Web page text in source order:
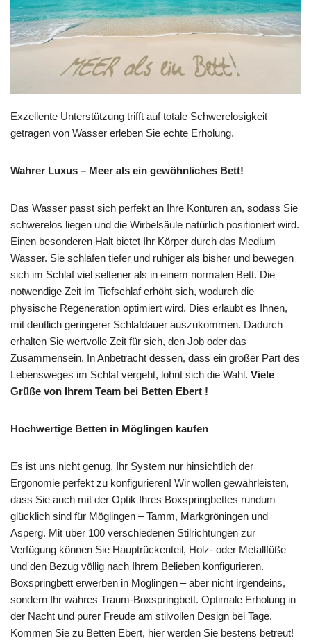
Exzellente Unterstützung trifft auf totale Schwerelosigkeit –
getragen von Wasser erleben Sie echte Erholung.
Wahrer Luxus – Meer als ein gewöhnliches Bett!
Das Wasser passt sich perfekt an Ihre Konturen an, sodass Sie
schwerelos liegen und die Wirbelsäule natürlich positioniert wird.
Einen besonderen Halt bietet Ihr Körper durch das Medium
Wasser. Sie schlafen tiefer und ruhiger als bisher und bewegen
sich im Schlaf viel seltener als in einem normalen Bett. Die
notwendige Zeit im Tiefschlaf erhöht sich, wodurch die
physische Regeneration optimiert wird. Dies erlaubt es Ihnen,
mit deutlich geringerer Schlafdauer auszukommen. Dadurch
erhalten Sie wertvolle Zeit für sich, den Job oder das
Zusammensein. In Anbetracht dessen, dass ein großer Part des
Lebensweges im Schlaf vergeht, lohnt sich die Wahl. Viele
Grüße von Ihrem Team bei Betten Ebert !
Hochwertige Betten in Möglingen kaufen
Es ist uns nicht genug, Ihr System nur hinsichtlich der
Ergonomie perfekt zu konfigurieren! Wir wollen gewährleisten,
dass Sie auch mit der Optik Ihres Boxspringbettes rundum
glücklich sind für Möglingen – Tamm, Markgröningen und
Asperg. Mit über 100 verschiedenen Stilrichtungen zur
Verfügung können Sie Hauptrückenteil, Holz- oder Metallfüße
und den Bezug völlig nach Ihrem Belieben konfigurieren.
Boxspringbett erwerben in Möglingen – aber nicht irgendeins,
sondern Ihr wahres Traum-Boxspringbett. Optimale Erholung in
der Nacht und purer Freude am stilvollen Design bei Tage.
Kommen Sie zu Betten Ebert, hier werden Sie bestens betreut!